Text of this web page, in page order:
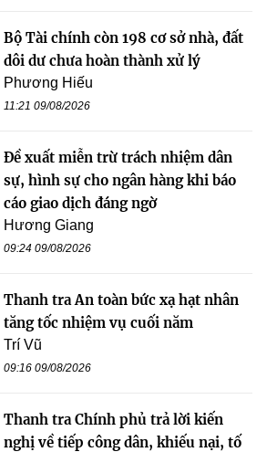
Bộ Tài chính còn 198 cơ sở nhà, đất
dôi dư chưa hoàn thành xử lý
Phương Hiếu
11:21 09/08/2026
Đề xuất miễn trừ trách nhiệm dân
sự, hình sự cho ngân hàng khi báo
cáo giao dịch đáng ngờ
Hương Giang
09:24 09/08/2026
Thanh tra An toàn bức xạ hạt nhân
tăng tốc nhiệm vụ cuối năm
Trí Vũ
09:16 09/08/2026
Thanh tra Chính phủ trả lời kiến
nghị về tiếp công dân, khiếu nại, tố